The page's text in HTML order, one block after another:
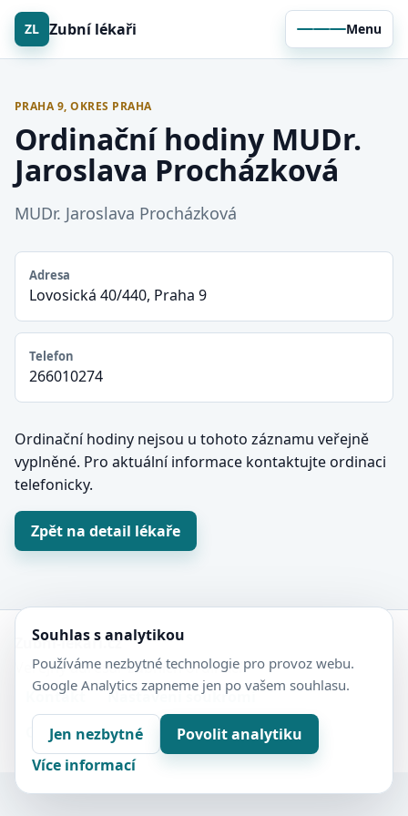
ZL Zubní lékaři Menu
PRAHA 9, OKRES PRAHA
Ordinační hodiny MUDr.
Jaroslava Procházková
MUDr. Jaroslava Procházková
Adresa
Lovosická 40/440, Praha 9
Telefon
266010274
Ordinační hodiny nejsou u tohoto záznamu veřejně
vyplněné. Pro aktuální informace kontaktujte ordinaci
telefonicky.
Zpět na detail lékaře
Zubní-lékaři.cz
Veřejný adresář zubních ordinací.
Kontakt
Nastavení soukromí
Ochrana soukromí
Sitemap
Souhlas s analytikou
Používáme nezbytné technologie pro provoz webu.
Google Analytics zapneme jen po vašem souhlasu.
Jen nezbytné
Povolit analytiku
Více informací